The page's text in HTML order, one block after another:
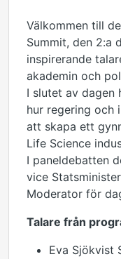
Välkommen till
Summit, den 2:a
inspirerande
akademin och
I slutet av dagen
hur regering och
att skapa ett
Life Science
I paneldebatten
vice Statsminister
Moderator för
Talare från
Eva Sjökvist